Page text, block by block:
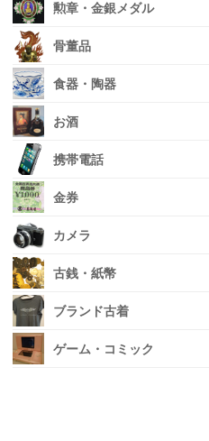
勲章・金銀メダル
骨董品
食器・陶器
お酒
携帯電話
金券
カメラ
古銭・紙幣
ブランド古着
ゲーム・コミック